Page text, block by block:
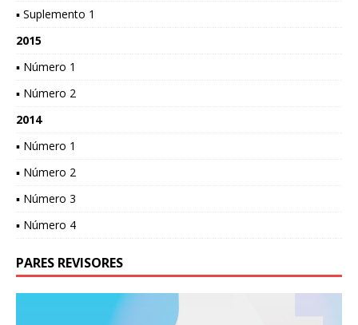
▪ Suplemento 1
2015
▪ Número 1
▪ Número 2
2014
▪ Número 1
▪ Número 2
▪ Número 3
▪ Número 4
PARES REVISORES